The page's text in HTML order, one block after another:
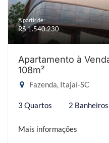
A partir de:
R$ 1.540.230
Apartamento à
108m²
Fazenda, Itajaí-SC
3 Quartos 2 Banheiros
Mais informações